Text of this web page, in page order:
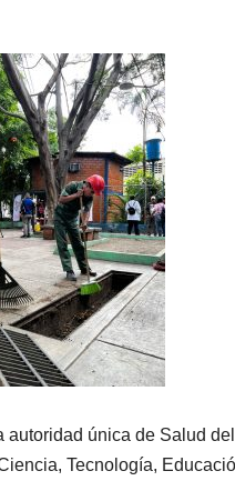
única de Salud
Tecnología,